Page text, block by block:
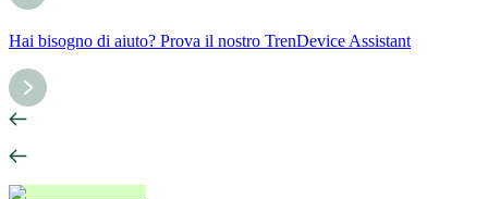
Hai bisogno di aiuto? Prova il nostro TrenDevice Assistant